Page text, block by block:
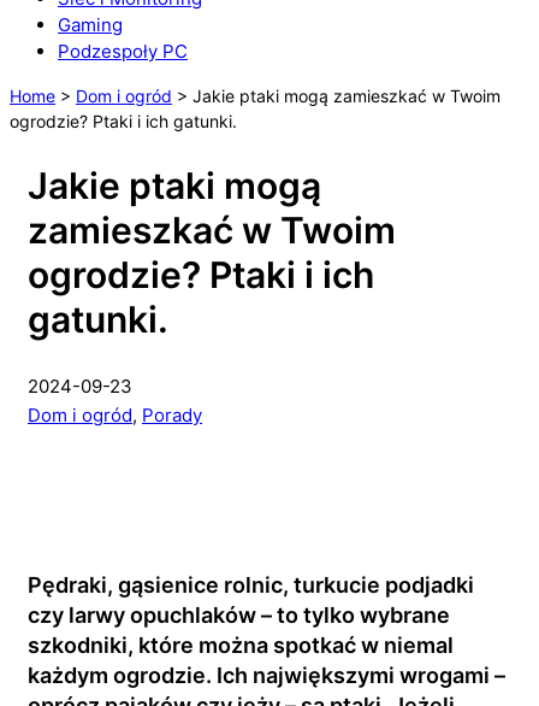
Gaming
Podzespoły PC
Home > Dom i ogród > Jakie ptaki mogą zamieszkać w Twoim
ogrodzie? Ptaki i ich gatunki.
Jakie ptaki mogą
zamieszkać w Twoim
ogrodzie? Ptaki i ich
gatunki.
2024-09-23
Dom i ogród, Porady
Pędraki, gąsienice rolnic, turkucie podjadki
czy larwy opuchlaków – to tylko wybrane
szkodniki, które można spotkać w niemal
każdym ogrodzie. Ich największymi wrogami –